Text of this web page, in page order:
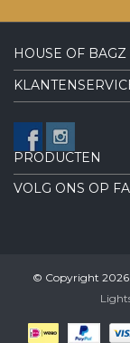
HOUSE OF
PRODUCTEN
VOLG ONS OP
© Copyright 2026